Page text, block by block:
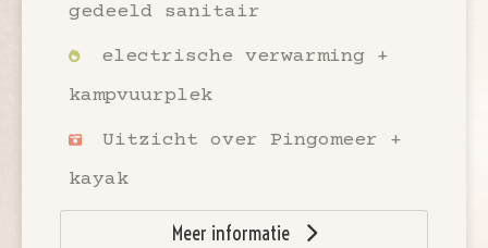
gedeeld sanitair
electrische verwarming +
kampvuurplek
Uitzicht over Pingomeer +
kayak
Meer informatie